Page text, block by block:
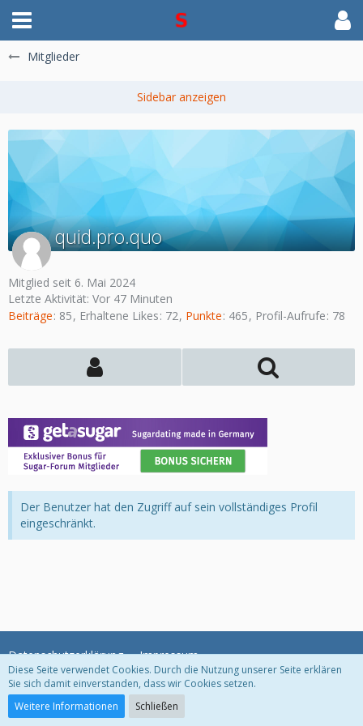
Mitglieder
quid.pro.quo
Mitglied seit 6. Mai 2024
Letzte Aktivität: Vor 47 Minuten
Beiträge 85 Erhaltene Likes 72 Punkte 465 Profil-Aufrufe 78
Der Benutzer hat den Zugriff auf sein vollständiges Profil
eingeschränkt.
Datenschutzerklärung Impressum
Community-Software:
Diese Seite verwendet Cookies. Durch die Nutzung unserer Seite erklären
Sie sich damit einverstanden, dass wir Cookies setzen.
Weitere Informationen
Schließen